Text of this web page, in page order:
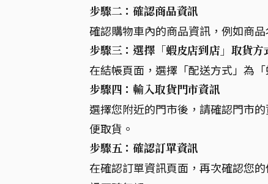
步驟二：確認商品資訊
確認購物車內的商品資訊，例如商
步驟三：選擇「蝦皮店到店」取貨方
在結帳頁面，選擇「配送方式」為
步驟四：輸入取貨門市資訊
選擇您附近的門市後，請確認門市
便取貨。
步驟五：確認訂單資訊
在確認訂單資訊頁面，再次確認您